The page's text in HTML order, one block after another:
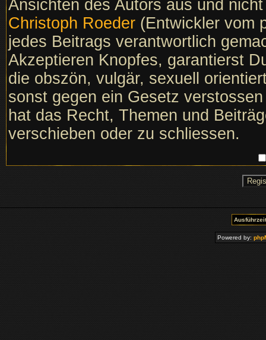
Ansichten des Autors aus und
Christoph Roeder (Entwickler vom
jedes Beitrags verantwortlich
Akzeptieren Knopfes, garantierst
die obszön, vulgär, sexuell
sonst gegen ein Gesetz
hat das Recht, Themen und
verschieben oder zu schliessen.
Powered by: